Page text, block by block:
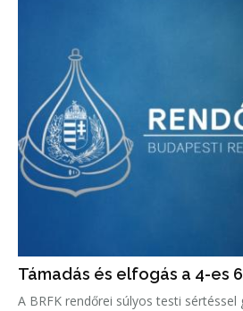
Támadás és elfogás a 4-es
A BRFK rendőrei súlyos testi